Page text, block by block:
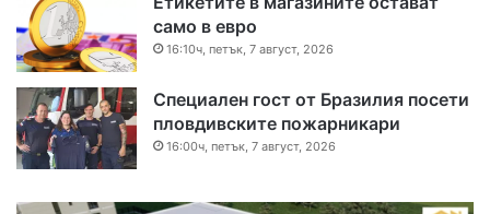
само в евро
16:10ч, петък, 7 август, 2026
Специален гост от Бразилия посети
пловдивските пожарникари
16:00ч, петък, 7 август, 2026